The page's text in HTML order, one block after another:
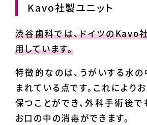
Kavo社製ユニット
渋谷歯科では、ドイツのKavo
用しています。
特徴的なのは、うがいする水
まれている点です。これにより
保つことができ、外科手術後で
お口の中の消毒ができます。